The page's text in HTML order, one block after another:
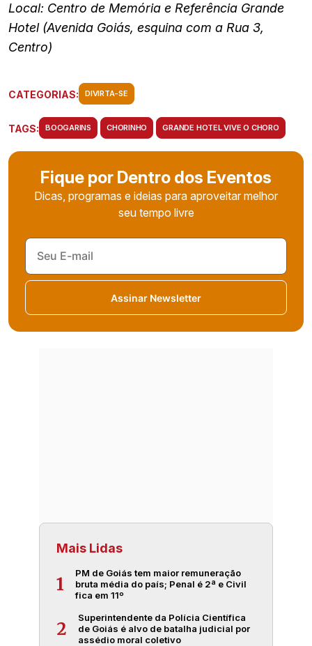
Local: Centro de Memória e Referência Grande
Hotel (Avenida Goiás, esquina com a Rua 3,
Centro)
CATEGORIAS: DIVIRTA-SE
TAGS: BOOGARINS CHORINHO GRANDE HOTEL VIVE O CHORO
Fique por Dentro dos Eventos
Dicas, programas e ideias para aproveitar melhor
seu tempo livre
Assinar Newsletter
Mais Lidas
1
PM de Goiás tem maior remuneração
bruta média do país; Penal é 2ª e Civil
fica em 11º
2
Superintendente da Polícia Científica
de Goiás é alvo de batalha judicial por
assédio moral coletivo